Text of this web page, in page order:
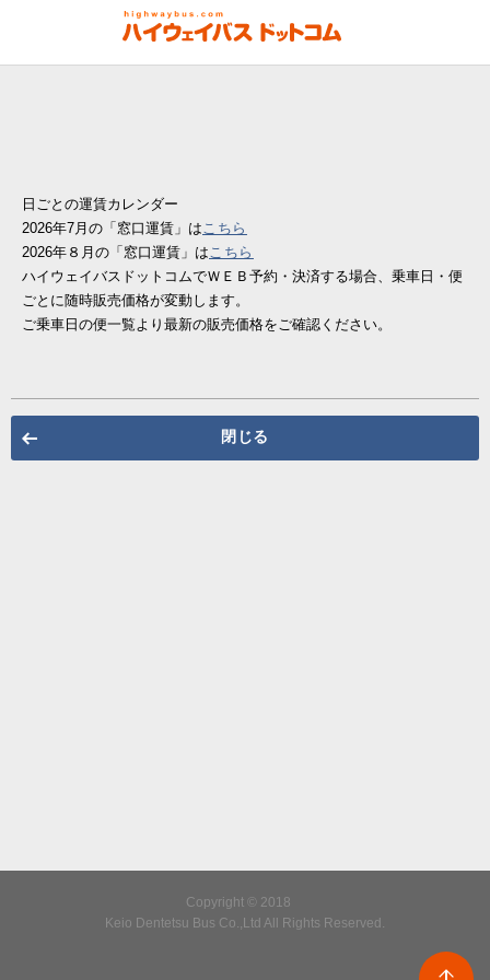
日ごとの運賃カレンダー
2026年7月の「窓口運賃」はこちら
2026年８月の「窓口運賃」はこちら
ハイウェイバスドットコムでＷＥＢ予約・決済する場合、乗車日・便
ごとに随時販売価格が変動します。
ご乗車日の便一覧より最新の販売価格をご確認ください。
閉じる
Copyright © 2018
Keio Dentetsu Bus Co.,Ltd All Rights Reserved.